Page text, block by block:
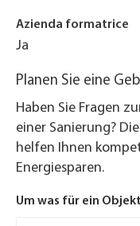
Azienda formatrice
Ja
Planen Sie eine
Haben Sie Fragen
einer Sanierung? Die
helfen Ihnen
Energiesparen.
Um was für ein